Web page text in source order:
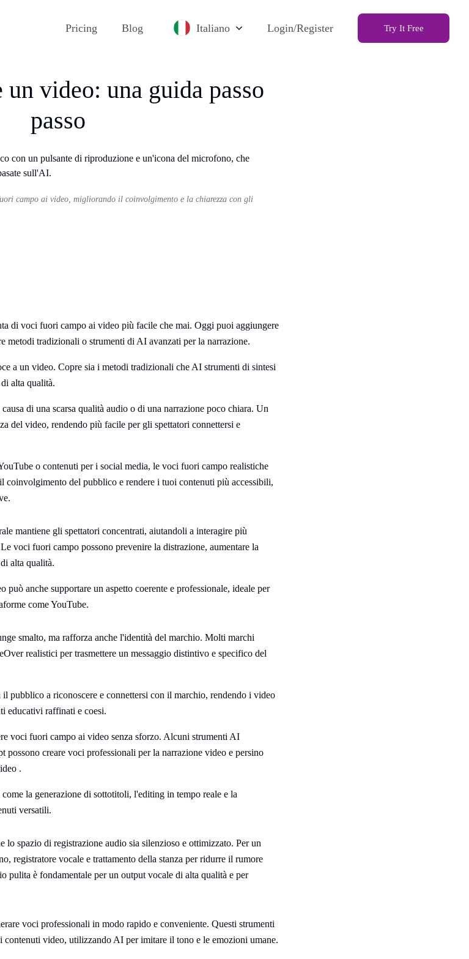
Pricing Blog Italiano Login/Register Try It Free
video: una guida passo
passo
campo ai video, migliorando il coinvolgimento e la chiarezza con gli
di voci fuori campo ai video più facile che mai. Oggi puoi aggiungere
metodi tradizionali o strumenti di AI avanzati per la narrazione.
a un video. Copre sia i metodi tradizionali che AI strumenti di sintesi
alta qualità.
di una scarsa qualità audio o di una narrazione poco chiara. Un
del video, rendendo più facile per gli spettatori connettersi e
o contenuti per i social media, le voci fuori campo realistiche
coinvolgimento del pubblico e rendere i tuoi contenuti più accessibili,
mantiene gli spettatori concentrati, aiutandoli a interagire più
voci fuori campo possono prevenire la distrazione, aumentare la
alta qualità.
può anche supportare un aspetto coerente e professionale, ideale per
come YouTube.
smalto, ma rafforza anche l'identità del marchio. Molti marchi
realistici per trasmettere un messaggio distintivo e specifico del
pubblico a riconoscere e connettersi con il marchio, rendendo i video
educativi raffinati e coesi.
voci fuori campo ai video senza sforzo. Alcuni strumenti AI
creare voci professionali per la narrazione video e persino
.
la generazione di sottotitoli, l'editing in tempo reale e la
versatili.
lo spazio di registrazione audio sia silenzioso e ottimizzato. Per un
registratore vocale e trattamento della stanza per ridurre il rumore
pulita è fondamentale per un output vocale di alta qualità e per
voci professionali in modo rapido e conveniente. Questi strumenti
video, utilizzando AI per imitare il tono e le emozioni umane.